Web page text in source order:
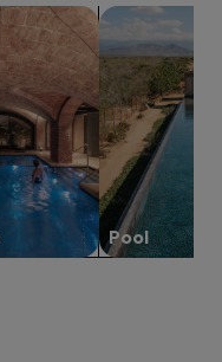
Unterkünften mit
Pool
Suche nach